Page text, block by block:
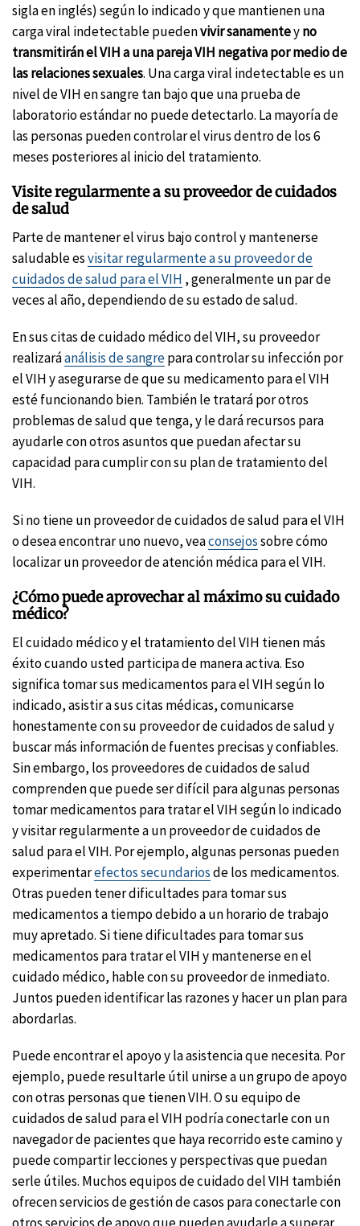
sigla en inglés) según lo indicado y que mantienen una
carga viral indetectable puedenvivir sanamenteyno
transmitirán el VIH a una pareja VIH negativa por medio de
las relaciones sexuales. Una carga viral indetectable es un
nivel de VIH en sangre tan bajo que una prueba de
laboratorio estándar no puede detectarlo. La mayoría de
las personas pueden controlar el virus dentro de los 6
meses posteriores al inicio del tratamiento.
Visite regularmente a su proveedor de cuidados
de salud
Parte de mantener el virus bajo control y mantenerse
saludable esvisitar regularmente a su proveedor de
cuidados de salud para el VIH , generalmente un par de
veces al año, dependiendo de su estado de salud.
En sus citas de cuidado médico del VIH, su proveedor
realizaráanálisis de sangrepara controlar su infección por
el VIH y asegurarse de que su medicamento para el VIH
esté funcionando bien. También le tratará por otros
problemas de salud que tenga, y le dará recursos para
ayudarle con otros asuntos que puedan afectar su
capacidad para cumplir con su plan de tratamiento del
VIH.
Si no tiene un proveedor de cuidados de salud para el VIH
o desea encontrar uno nuevo, veaconsejossobre cómo
localizar un proveedor de atención médica para el VIH.
¿Cómo puede aprovechar al máximo su cuidado
médico?
El cuidado médico y el tratamiento del VIH tienen más
éxito cuando usted participa de manera activa. Eso
significa tomar sus medicamentos para el VIH según lo
indicado, asistir a sus citas médicas, comunicarse
honestamente con su proveedor de cuidados de salud y
buscar más información de fuentes precisas y confiables.
Sin embargo, los proveedores de cuidados de salud
comprenden que puede ser difícil para algunas personas
tomar medicamentos para tratar el VIH según lo indicado
y visitar regularmente a un proveedor de cuidados de
salud para el VIH. Por ejemplo, algunas personas pueden
experimentarefectos secundariosde los medicamentos.
Otras pueden tener dificultades para tomar sus
medicamentos a tiempo debido a un horario de trabajo
muy apretado. Si tiene dificultades para tomar sus
medicamentos para tratar el VIH y mantenerse en el
cuidado médico, hable con su proveedor de inmediato.
Juntos pueden identificar las razones y hacer un plan para
abordarlas.
Puede encontrar el apoyo y la asistencia que necesita. Por
ejemplo, puede resultarle útil unirse a un grupo de apoyo
con otras personas que tienen VIH. O su equipo de
cuidados de salud para el VIH podría conectarle con un
navegador de pacientes que haya recorrido este camino y
puede compartir lecciones y perspectivas que puedan
serle útiles. Muchos equipos de cuidado del VIH también
ofrecen servicios de gestión de casos para conectarle con